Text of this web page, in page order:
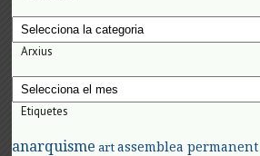
Categories
Arxius
Arxius
Etiquetes
anarquisme art assemblea permanent